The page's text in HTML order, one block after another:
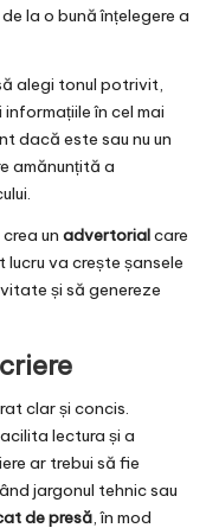
la o bună înțelegere a
alegi tonul potrivit,
în cel mai
dacă este sau nu un
amănunțită a
un advertorialcare
va crește șansele
și să genereze
clar și concis.
lectura și a
ar trebui să fie
jargonul tehnic sau
de presă, în mod